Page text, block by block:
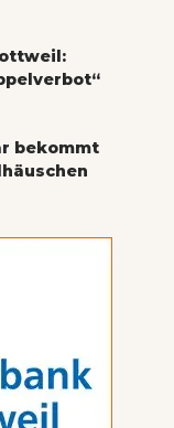
bekommt